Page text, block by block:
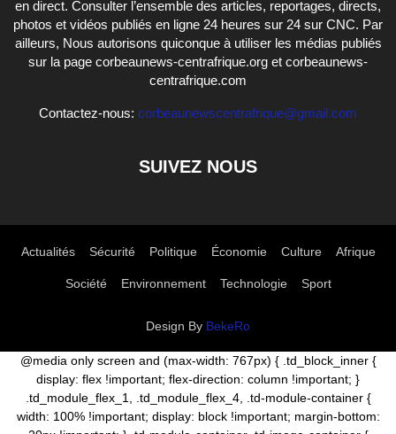
en direct. Consulter l’ensemble des articles, reportages, directs,
photos et vidéos publiés en ligne 24 heures sur 24 sur CNC. Par
ailleurs, Nous autorisons quiconque à utiliser les médias publiés
sur la page corbeaunews-centrafrique.org et corbeaunews-
centrafrique.com
Contactez-nous: corbeaunewscentrafrique@gmail.com
SUIVEZ NOUS
Actualités Sécurité Politique Économie Culture Afrique
Société Environnement Technologie Sport
Design By BekeRo
@media only screen and (max-width: 767px) { .td_block_inner {
display: flex !important; flex-direction: column !important; }
.td_module_flex_1, .td_module_flex_4, .td-module-container {
width: 100% !important; display: block !important; margin-bottom: